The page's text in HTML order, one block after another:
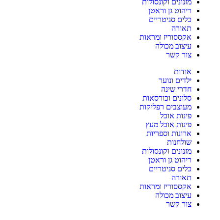
מזנונים וקונסולות
ריהוט גן וראטן
כלים סניטריים
תאורה
אקססוריז ומראות
עיצוב מכולה
צור קשר
אודות
ילדים ונוער
חדרי שינה
סלונים וכורסאות
מעוצבים רפליקות
פינות אוכל
פינות אוכל מעץ
ארונות וספריות
שולחנות
מזנונים וקונסולות
ריהוט גן וראטן
כלים סניטריים
תאורה
אקססוריז ומראות
עיצוב מכולה
צור קשר